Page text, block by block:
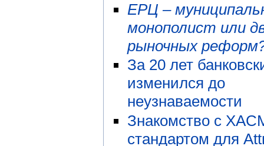
ЕРЦ –
монополист или
рыночных
За 20 лет
изменился до
неузнаваемости
Знакомство с
стандартом для